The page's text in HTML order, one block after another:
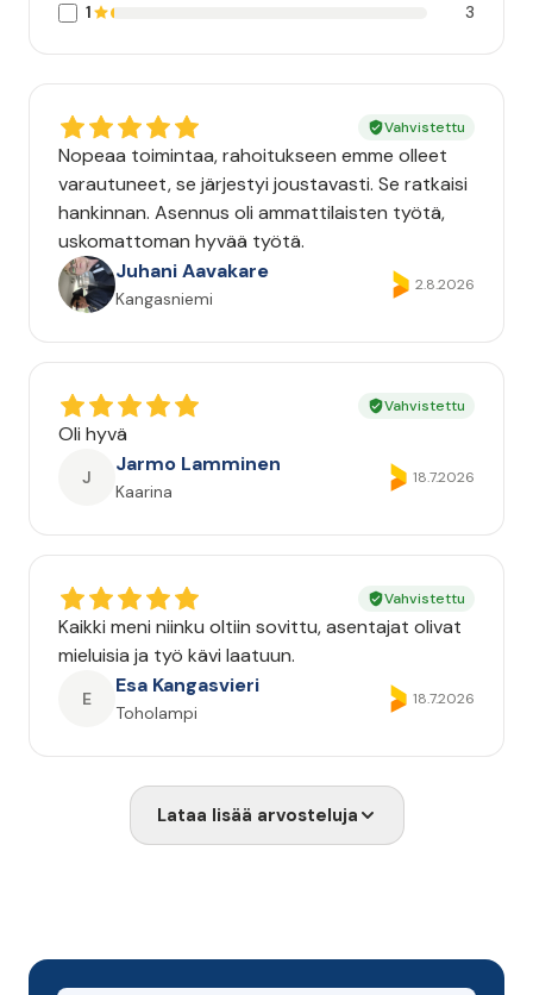
1
3
Vahvistettu
Nopeaa toimintaa, rahoitukseen emme olleet
varautuneet, se järjestyi joustavasti. Se ratkaisi
hankinnan. Asennus oli ammattilaisten työtä,
uskomattoman hyvää työtä.
Juhani Aavakare
Kangasniemi
2.8.2026
Vahvistettu
Oli hyvä
J
Jarmo Lamminen
Kaarina
18.7.2026
Vahvistettu
Kaikki meni niinku oltiin sovittu, asentajat olivat
mieluisia ja työ kävi laatuun.
E
Esa Kangasvieri
Toholampi
18.7.2026
Lataa lisää arvosteluja